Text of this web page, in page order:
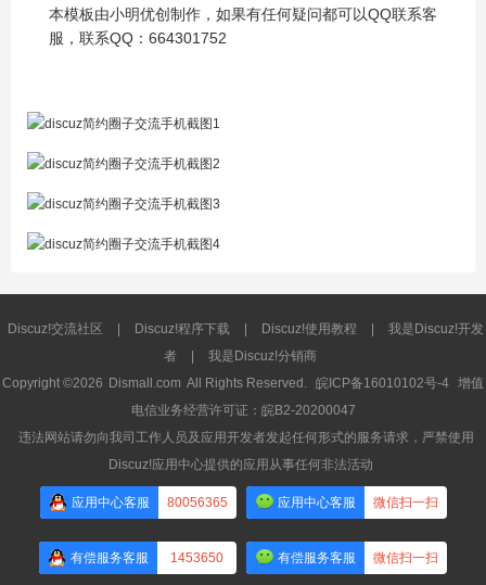
本模板由小明优创制作，如果有任何疑问都可以QQ联系客
服，联系QQ：664301752
Discuz!交流社区 | Discuz!程序下载 | Discuz!使用教程 |
我是Discuz!开发
者
|
我是Discuz!分销商
Copyright ©2026 Dismall.com All Rights Reserved. 皖ICP备16010102号-4 增值
电信业务经营许可证：皖B2-20200047
违法网站请勿向我司工作人员及应用开发者发起任何形式的服务请求，严禁使用
Discuz!应用中心提供的应用从事任何非法活动
应用中心客服 80056365 应用中心客服 微信扫一扫
有偿服务客服 1453650 有偿服务客服 微信扫一扫